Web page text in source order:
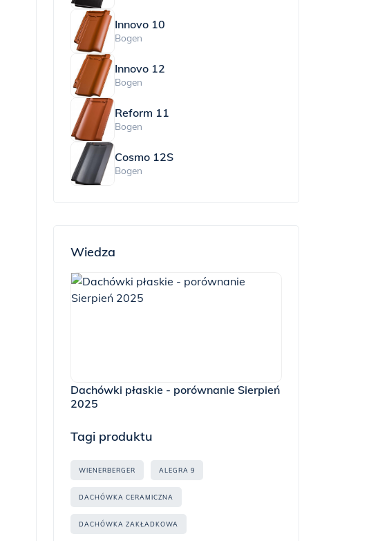
Innovo 10
Bogen
Innovo 12
Bogen
Reform 11
Bogen
Cosmo 12S
Bogen
Wiedza
Dachówki płaskie - porównanie Sierpień
2025
Tagi produktu
WIENERBERGER ALEGRA 9
DACHÓWKA CERAMICZNA
DACHÓWKA ZAKŁADKOWA